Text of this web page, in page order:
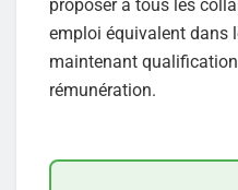
proposer à tous les
emploi équivalent dans
maintenant
rémunération.